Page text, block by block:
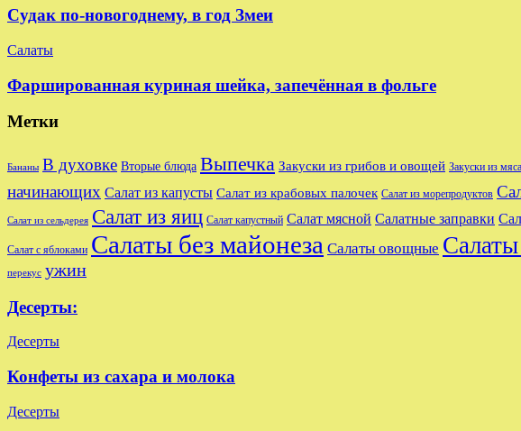
Судак по-новогоднему, в год Змеи
Салаты
Фаршированная куриная шейка, запечённая в фольге
Метки
Бананы В духовке Вторые блюда Выпечка Закуски из грибов и овощей Закуски из
начинающих Салат из капусты Салат из крабовых палочек Салат из морепродуктов
Салат из сельдерея Салат из яиц Салат капустный Салат мясной Салатные заправки
Салат с яблоками Салаты без майонеза Салаты овощные
перекус ужин
Десерты:
Десерты
Конфеты из сахара и молока
Десерты